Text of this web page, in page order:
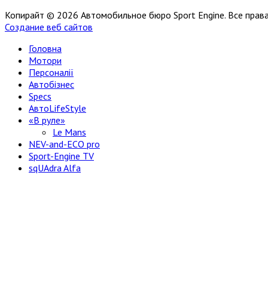
Копирайт © 2026 Автомобильное бюро Sport Engine. Все
Создание веб сайтов
Головна
Мотори
Персоналії
Автобізнес
Specs
АвтоLifeStyle
«В руле»
Le Mans
NEV-and-ECO pro
Sport-Engine TV
sqUAdra Alfa